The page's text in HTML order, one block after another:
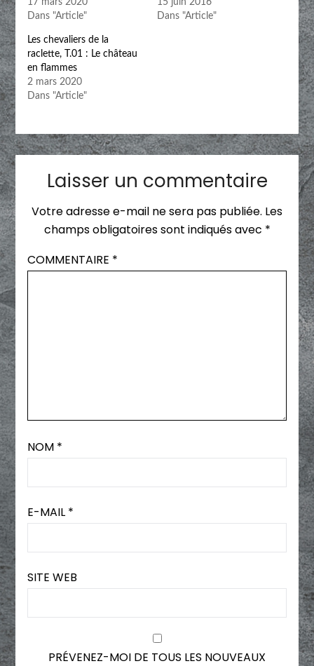
Dans "Article"
Dans "Article"
Les chevaliers de la
raclette, T.01 : Le château
en flammes
2 mars 2020
Dans "Article"
Laisser un commentaire
Votre adresse e-mail ne sera pas publiée. Les
champs obligatoires sont indiqués avec *
COMMENTAIRE *
NOM *
E-MAIL *
SITE WEB
PRÉVENEZ-MOI DE TOUS LES NOUVEAUX